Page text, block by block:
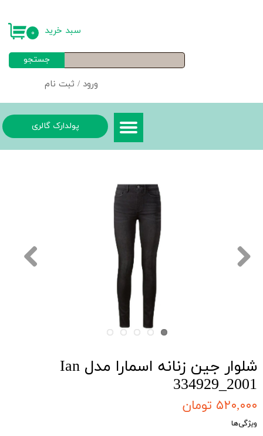
ورود / ثبت نام
خروج از حساب کاربری
جستجو
۰ سبد خرید
پولدارک گالری
شلوار جین زنانه اسمارا مدل Ian
334929_2001
۵۲۰,۰۰۰ تومان
ویژگی‌ها